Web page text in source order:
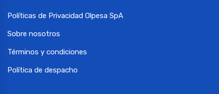
Políticas de Privacidad Olpesa SpA
Sobre nosotros
Términos y condiciones
Política de despacho